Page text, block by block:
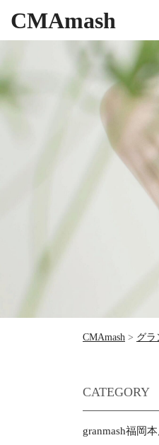
CMAmash
CMAmash > グラ
CATEGORY
granmash福岡